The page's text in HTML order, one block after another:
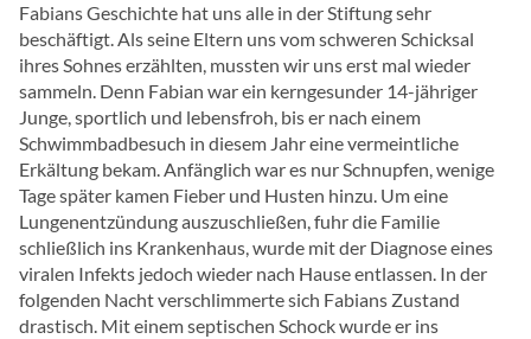
Fabians Geschichte hat uns alle in der Stiftung sehr
beschäftigt. Als seine Eltern uns vom schweren Schicksal
ihres Sohnes erzählten, mussten wir uns erst mal wieder
sammeln. Denn Fabian war ein kerngesunder 14-jähriger
Junge, sportlich und lebensfroh, bis er nach einem
Schwimmbadbesuch in diesem Jahr eine vermeintliche
Erkältung bekam. Anfänglich war es nur Schnupfen, wenige
Tage später kamen Fieber und Husten hinzu. Um eine
Lungenentzündung auszuschließen, fuhr die Familie
schließlich ins Krankenhaus, wurde mit der Diagnose eines
viralen Infekts jedoch wieder nach Hause entlassen. In der
folgenden Nacht verschlimmerte sich Fabians Zustand
drastisch. Mit einem septischen Schock wurde er ins